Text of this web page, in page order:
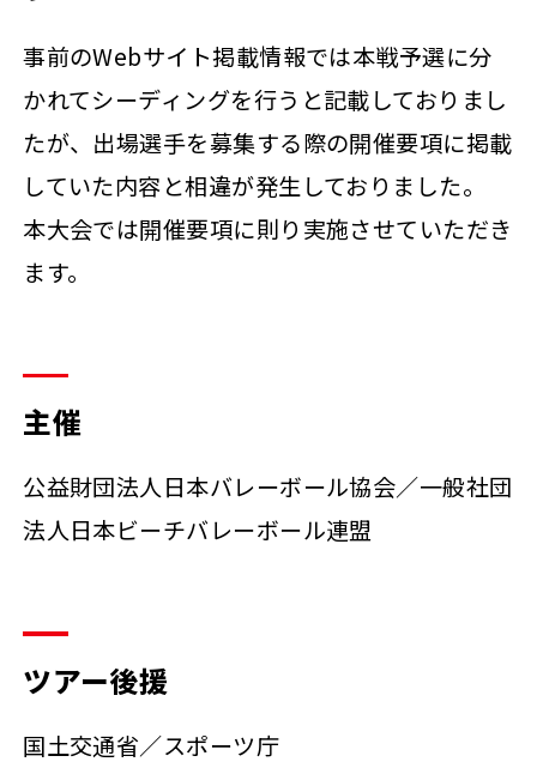
事前のWebサイト掲載情報では本戦予選に分
かれてシーディングを行うと記載しておりまし
たが、出場選手を募集する際の開催要項に掲載
していた内容と相違が発生しておりました。
本大会では開催要項に則り実施させていただき
ます。
主催
公益財団法人日本バレーボール協会／一般社団
法人日本ビーチバレーボール連盟
ツアー後援
国土交通省／スポーツ庁